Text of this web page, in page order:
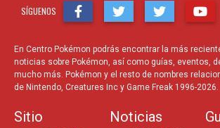
SÍGUENOS
En Centro Pokémon podrás encontrar la más
noticias sobre Pokémon, así como guías, eventos,
mucho más. Pokémon y el resto de nombres
de Nintendo, Creatures Inc y Game Freak 1996-2026.
Sitio Noticias